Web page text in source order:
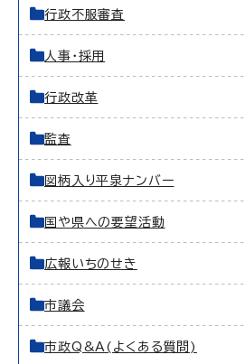
行政不服審査
人事・採用
行政改革
監査
図柄入り平泉ナンバー
国や県への要望活動
広報いちのせき
市議会
市政Q&A(よくある質問)